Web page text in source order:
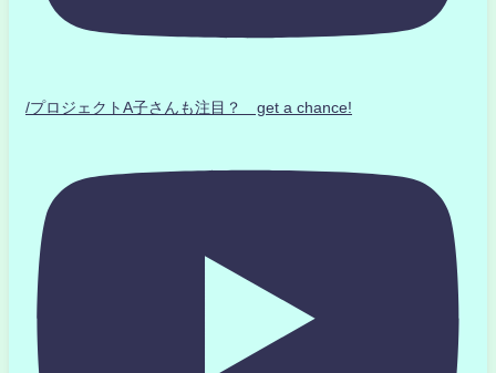
/プロジェクトA子さんも注目？ get a chance!